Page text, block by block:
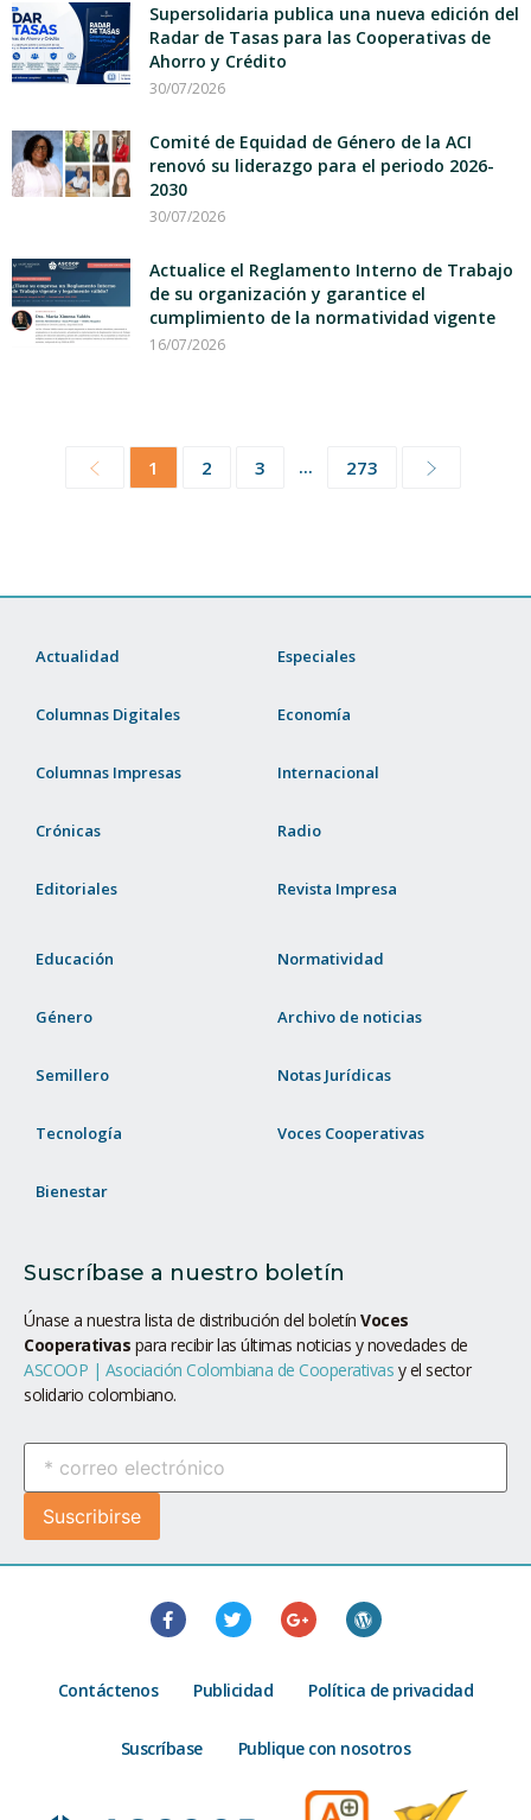
Supersolidaria publica una nueva edición del
Radar de Tasas para las Cooperativas de
Ahorro y Crédito
30/07/2026
Comité de Equidad de Género de la ACI
renovó su liderazgo para el periodo 2026-
2030
30/07/2026
Actualice el Reglamento Interno de Trabajo
de su organización y garantice el
cumplimiento de la normatividad vigente
16/07/2026
1 2 3 ... 273
Actualidad
Columnas Digitales
Columnas Impresas
Crónicas
Editoriales
Especiales
Economía
Internacional
Radio
Revista Impresa
Educación
Género
Semillero
Tecnología
Bienestar
Normatividad
Archivo de noticias
Notas Jurídicas
Voces Cooperativas
Suscríbase a nuestro boletín
Únase a nuestra lista de distribución del boletín Voces
Cooperativas para recibir las últimas noticias y novedades de
ASCOOP | Asociación Colombiana de Cooperativas y el sector
solidario colombiano.
Contáctenos Publicidad Política de privacidad
Suscríbase Publique con nosotros